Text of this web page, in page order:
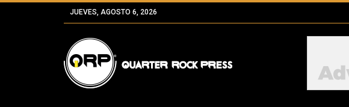
JUEVES, AGOSTO 6, 2026